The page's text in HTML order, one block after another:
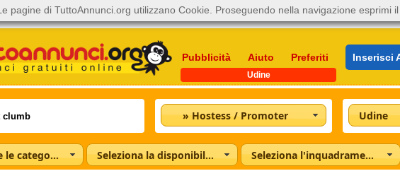
Pubblicità Aiuto Preferiti Inserisci
Udine
» Hostess / Promoter Udine
Tutte le categorie Seleziona la disponibilità Seleziona l'inquadramento
pagine di TuttoAnnunci.org utilizzano Cookie. Proseguendo nella navigazione esprimi il